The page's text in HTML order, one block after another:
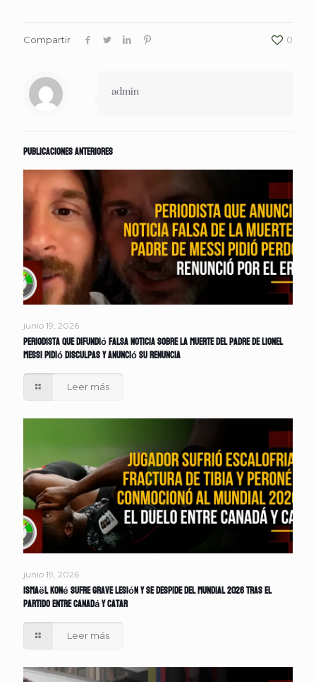
Compartir 0
admin
Publicaciones anteriores
junio 19, 2026
Periodista que difundió falsa noticia sobre la muerte del padre de Lionel
Messi pidió disculpas y anunció su renuncia
Leer más
junio 19, 2026
Ismaël Koné sufre grave lesión y se despide del Mundial 2026 tras el
partido entre Canadá y Catar
Leer más